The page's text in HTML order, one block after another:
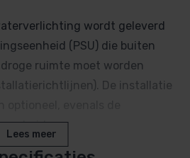
wordt geleverd
(PSU) die buiten
ruimte moet worden
De installatie
Lees meer